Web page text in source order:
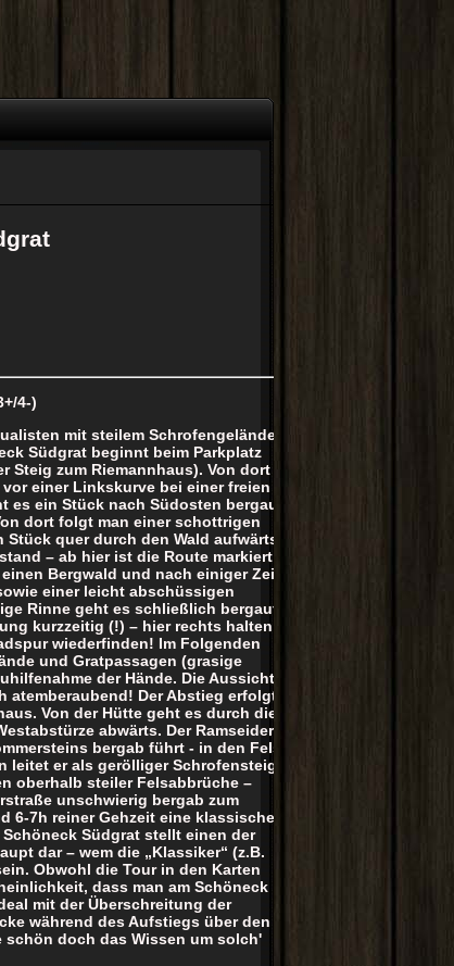
4-)
mit steilem Schrofengelände,
Südgrat beginnt beim Parkplatz
Steig zum Riemannhaus). Von dort
einer Linkskurve bei einer freien
ein Stück nach Südosten bergauf
dort folgt man einer schottrigen
quer durch den Wald aufwärts
– ab hier ist die Route markiert!
Bergwald und nach einiger Zeit
einer leicht abschüssigen
Rinne geht es schließlich bergauf
kurzzeitig (!) – hier rechts halten
wiederfinden! Im Folgenden
und Gratpassagen (grasige
der Hände. Die Aussicht
Der Abstieg erfolgt
Von der Hütte geht es durch die
abwärts. Der Ramseider
bergab führt - in den Fels
leitet er als gerölliger Schrofensteig
oberhalb steiler Felsabbrüche –
unschwierig bergab zum
6-7h reiner Gehzeit eine klassische
Südgrat stellt einen der
dar – wem die „Klassiker“ (z.B.
Obwohl die Tour in den Karten
dass man am Schöneck
mit der Überschreitung der
während des Aufstiegs über den
schön doch das Wissen um solch'